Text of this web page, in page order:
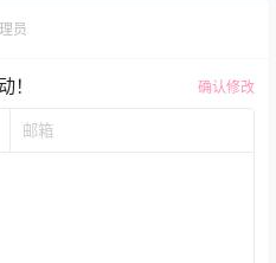
员
！ 确认修改